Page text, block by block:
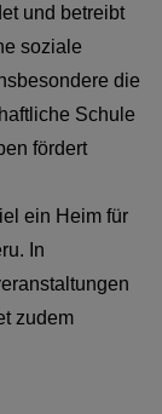
und betreibt
soziale
die
Schule
fördert
ein Heim für
In
zudem